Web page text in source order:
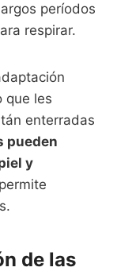
períodos
respirar.
que les
enterradas
pueden
y
de las